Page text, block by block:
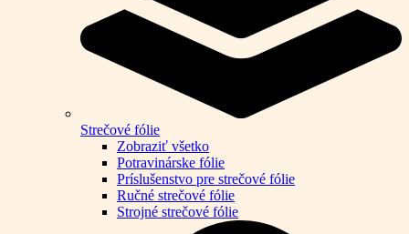
Strečové fólie
Zobraziť všetko
Potravinárske fólie
Príslušenstvo pre strečové fólie
Ručné strečové fólie
Strojné strečové fólie